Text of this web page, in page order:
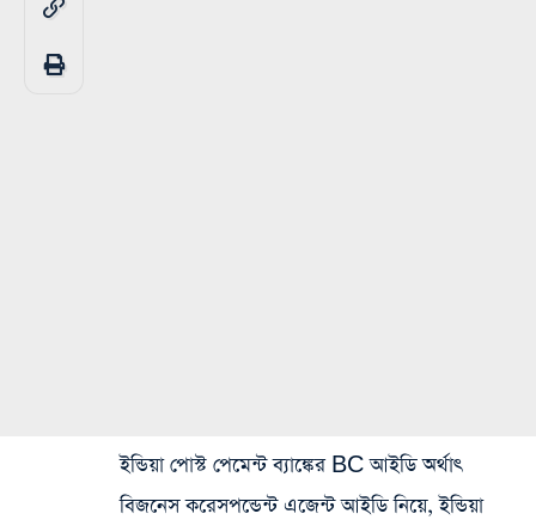
ইন্ডিয়া পোস্ট পেমেন্ট ব্যাঙ্কের BC আইডি অর্থাৎ
বিজনেস করেসপন্ডেন্ট এজেন্ট আইডি নিয়ে, ইন্ডিয়া